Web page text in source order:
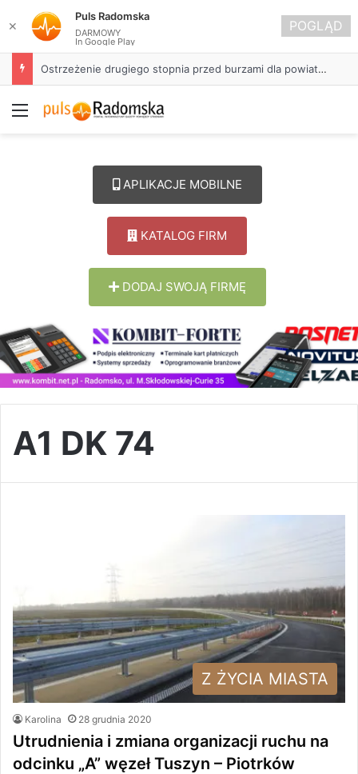
Ostrzeżenie drugiego stopnia przed burzami dla powiatu radomszczańskiego
Menu
APLIKACJE MOBILNE
KATALOG FIRM
DODAJ SWOJĄ FIRMĘ
A1 DK 74
Z ŻYCIA MIASTA
Karolina 28 grudnia 2020
Utrudnienia i zmiana organizacji ruchu na
odcinku „A” węzeł Tuszyn – Piotrków
✕
Puls Radomska
DARMOWY
In Google Play
POGLĄD